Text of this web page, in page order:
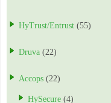
HyTrust/Entrust (55)
Druva (22)
Accops (22)
HySecure (4)